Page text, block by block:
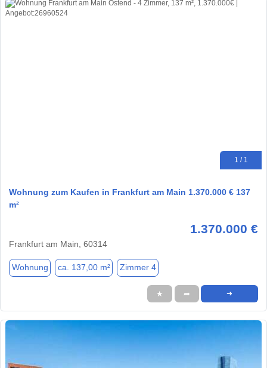
1 / 1
Wohnung zum Kaufen in Frankfurt am Main 1.370.000 € 137
m²
1.370.000 €
Frankfurt am Main, 60314
Wohnung ca. 137,00 m² Zimmer 4
★ ➦ ➜